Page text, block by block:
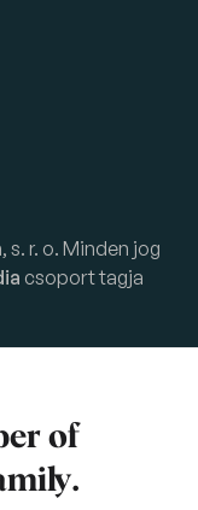
r. o. Minden jog
csoport tagja
of